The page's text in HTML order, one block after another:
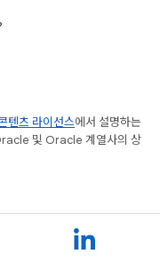
텐츠 라이선스에서 설명하는
및 Oracle 계열사의 상